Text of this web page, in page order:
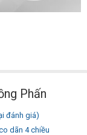
Phấn
đánh giá)
dãn 4 chiều